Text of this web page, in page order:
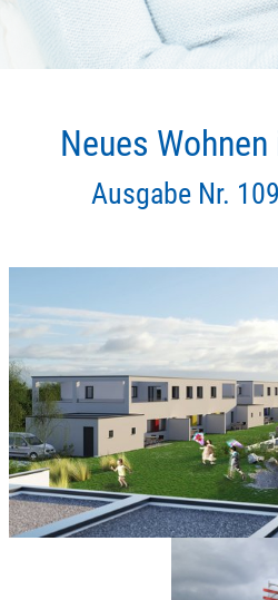
Neues
Ausgabe Nr.